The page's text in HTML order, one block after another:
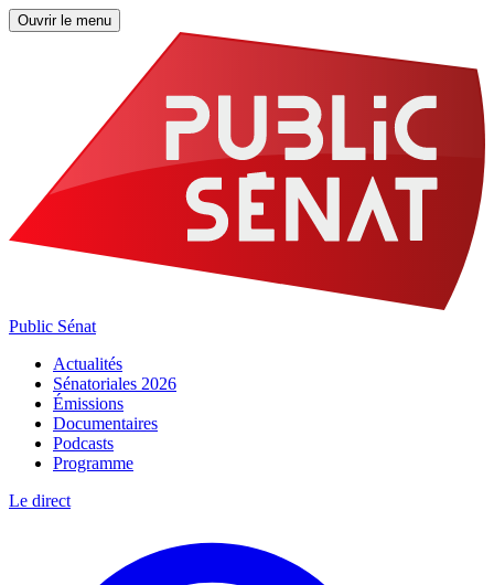
Ouvrir le menu
Public Sénat
Actualités
Sénatoriales 2026
Émissions
Documentaires
Podcasts
Programme
Le direct